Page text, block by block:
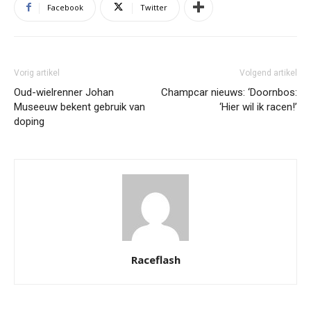
Facebook Twitter
Vorig artikel
Oud-wielrenner Johan
Museeuw bekent gebruik van
doping
Volgend artikel
Champcar nieuws: ‘Doornbos:
‘Hier wil ik racen!’
Raceflash